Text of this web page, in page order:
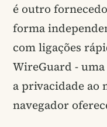
é outro
forma
com ligações
WireGuard -
a privacidade ao
navegador